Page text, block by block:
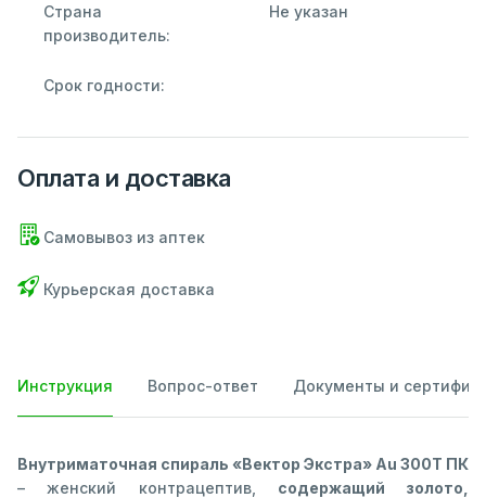
Страна
производитель:
Не указан
Срок годности:
Оплата и доставка
Самовывоз из аптек
Курьерская доставка
Инструкция Вопрос-ответ Документы и
Внутриматочная спираль «Вектор Экстра» Au 300Т ПК
– женский контрацептив, содержащий золото,